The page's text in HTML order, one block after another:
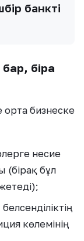
банкті
бірақ
орта бизнеске
несие
(бірақ бұл
көлемінің